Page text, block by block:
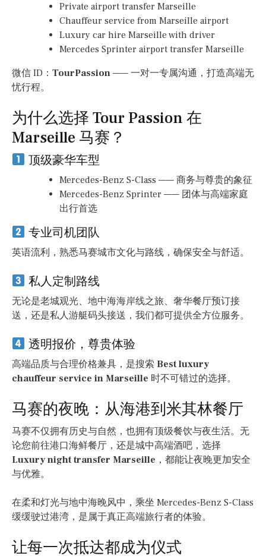
Private airport transfer Marseille
Chauffeur service from Marseille airport
Luxury car hire Marseille with driver
Mercedes Sprinter airport transfer Marseille
微信 ID： TourPassion —— 一对一专属沟通，打造高端无
忧行程。
为什么选择 Tour Passion 在
Marseille 马赛？
顶级豪华车型
Mercedes-Benz S-Class —— 商务与尊贵的象征
Mercedes-Benz Sprinter —— 团体与高端家庭
出行首选
专业司机团队
英语流利，熟悉马赛城市文化与路线，确保安全与舒适。
私人定制路线
无论是老城观光、地中海海岸线之旅、奢华餐厅预订接
送，还是私人游艇码头接送，我们都可提供全方位服务。
透明报价，尊贵体验
高端品质与合理价格兼具，是搜索 Best luxury
chauffeur service in Marseille 时不可错过的选择。
马赛的夜晚：从海港到米其林餐厅
马赛不仅拥有历史与自然，也拥有顶级餐饮与夜生活。无
论您前往港口海鲜餐厅，还是城中高端酒吧，选择
Luxury night transfer Marseille ，都能让夜晚更加安全
与优雅。
在柔和灯光与地中海晚风中，乘坐 Mercedes-Benz S-Class
缓缓驶过港湾，是属于真正高端旅行者的体验。
让每一次抵达都成为仪式